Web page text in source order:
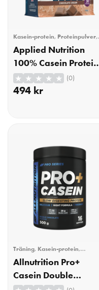
Kasein-protein, Proteinpulver,
Träning
Applied Nutrition
100% Casein Protein
Chocolate Cream
900g
(0)
494 kr
KÖP
Träning, Kasein-protein,
Proteinpulver
Allnutrition Pro+
Casein Double